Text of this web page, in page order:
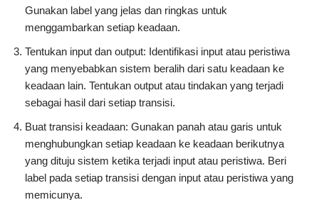
Gunakan label yang jelas dan ringkas untuk
menggambarkan setiap keadaan.
Tentukan input dan output: Identifikasi input atau peristiwa
yang menyebabkan sistem beralih dari satu keadaan ke
keadaan lain. Tentukan output atau tindakan yang terjadi
sebagai hasil dari setiap transisi.
Buat transisi keadaan: Gunakan panah atau garis untuk
menghubungkan setiap keadaan ke keadaan berikutnya
yang dituju sistem ketika terjadi input atau peristiwa. Beri
label pada setiap transisi dengan input atau peristiwa yang
memicunya.